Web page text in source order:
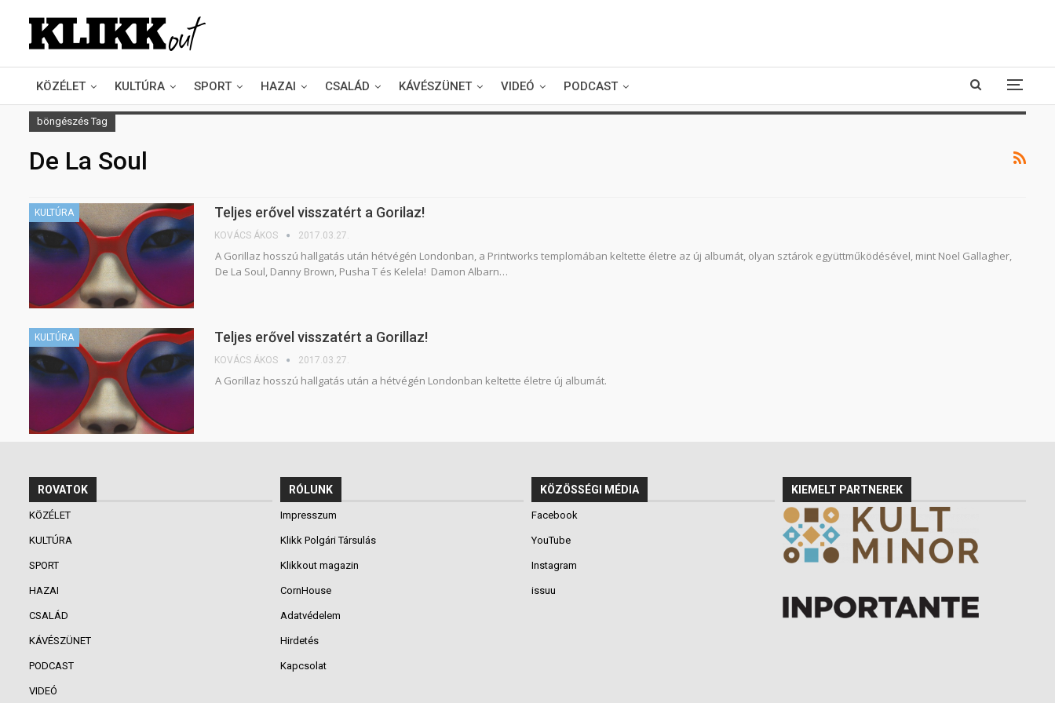
KÖZÉLET KULTÚRA SPORT HAZAI CSALÁD KÁVÉSZÜNET VIDEÓ PODCAST
böngészés Tag
De La Soul
KULTÚRA Teljes erővel visszatért a Gorilaz!
KOVÁCS ÁKOS 2017.03.27.
A Gorillaz hosszú hallgatás után hétvégén Londonban, a Printworks templomában keltette életre az új albumát, olyan sztárok együttműködésével, mint Noel Gallagher,
De La Soul, Danny Brown, Pusha T és Kelela! Damon Albarn…
KULTÚRA Teljes erővel visszatért a Gorillaz!
KOVÁCS ÁKOS 2017.03.27.
A Gorillaz hosszú hallgatás után a hétvégén Londonban keltette életre új albumát.
ROVATOK
KÖZÉLET
KULTÚRA
SPORT
HAZAI
CSALÁD
KÁVÉSZÜNET
PODCAST
VIDEÓ
RÓLUNK
Impresszum
Klikk Polgári Társulás
Klikkout magazin
CornHouse
Adatvédelem
Hirdetés
Kapcsolat
KÖZÖSSÉGI MÉDIA
Facebook
YouTube
Instagram
issuu
KIEMELT PARTNEREK